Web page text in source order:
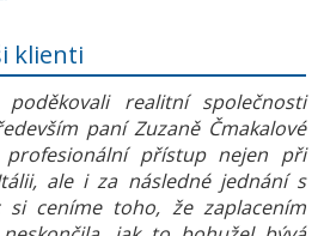
klienti
realitní společnosti
paní Zuzaně Čmakalové
přístup nejen při
ale i za následné jednání s
ceníme toho, že zaplacením